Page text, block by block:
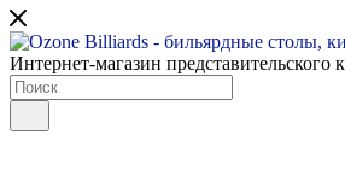
Интернет-магазин представительского